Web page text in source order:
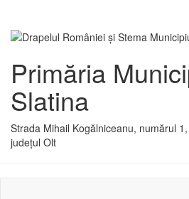
Primăria
Slatina
Strada Mihail Kogălniceanu, numărul
județul Olt